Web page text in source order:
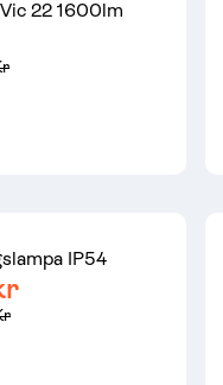
22 1600lm
IP54